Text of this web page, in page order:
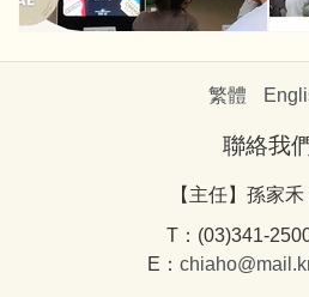
繁體
聯絡我
【主任】孫家
T：(03)341-
E：